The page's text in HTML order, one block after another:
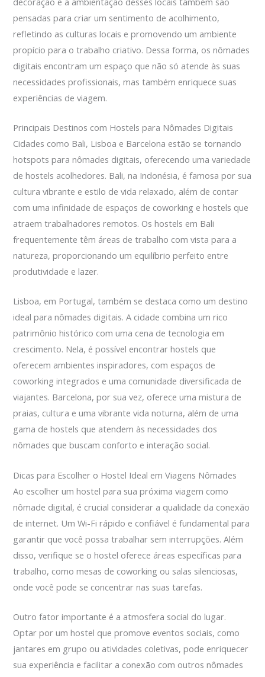
pensadas para criar um sentimento de acolhimento,
refletindo as culturas locais e promovendo um ambiente
propício para o trabalho criativo. Dessa forma, os nômades
digitais encontram um espaço que não só atende às suas
necessidades profissionais, mas também enriquece suas
experiências de viagem.
Principais Destinos com Hostels para Nômades Digitais
Cidades como Bali, Lisboa e Barcelona estão se tornando
hotspots para nômades digitais, oferecendo uma variedade
de hostels acolhedores. Bali, na Indonésia, é famosa por sua
cultura vibrante e estilo de vida relaxado, além de contar
com uma infinidade de espaços de coworking e hostels que
atraem trabalhadores remotos. Os hostels em Bali
frequentemente têm áreas de trabalho com vista para a
natureza, proporcionando um equilíbrio perfeito entre
produtividade e lazer.
Lisboa, em Portugal, também se destaca como um destino
ideal para nômades digitais. A cidade combina um rico
patrimônio histórico com uma cena de tecnologia em
crescimento. Nela, é possível encontrar hostels que
oferecem ambientes inspiradores, com espaços de
coworking integrados e uma comunidade diversificada de
viajantes. Barcelona, por sua vez, oferece uma mistura de
praias, cultura e uma vibrante vida noturna, além de uma
gama de hostels que atendem às necessidades dos
nômades que buscam conforto e interação social.
Dicas para Escolher o Hostel Ideal em Viagens Nômades
Ao escolher um hostel para sua próxima viagem como
nômade digital, é crucial considerar a qualidade da conexão
de internet. Um Wi-Fi rápido e confiável é fundamental para
garantir que você possa trabalhar sem interrupções. Além
disso, verifique se o hostel oferece áreas específicas para
trabalho, como mesas de coworking ou salas silenciosas,
onde você pode se concentrar nas suas tarefas.
Outro fator importante é a atmosfera social do lugar.
Optar por um hostel que promove eventos sociais, como
jantares em grupo ou atividades coletivas, pode enriquecer
sua experiência e facilitar a conexão com outros nômades